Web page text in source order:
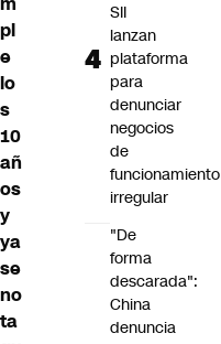
pl
e
lo
s
10
añ
os
y
ya
se
no
ta
SII
lanzan
plataforma
para
denunciar
negocios
de
funcionamiento
irregular
"De
forma
descarada":
China
denuncia